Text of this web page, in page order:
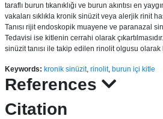
taraflı burun tıkanıklığı ve burun akıntısı en
vakaları sıklıkla kronik sinüzit veya alerjik rinit
Tanısı rijit endoskopik muayene ve paranazal
Tedavisi ise kitlenin cerrahi olarak
sinüzit tanısı ile takip edilen rinolit olgusu
Keywords: kronik sinüzit, rinolit, burun içi kitle
References
Citation